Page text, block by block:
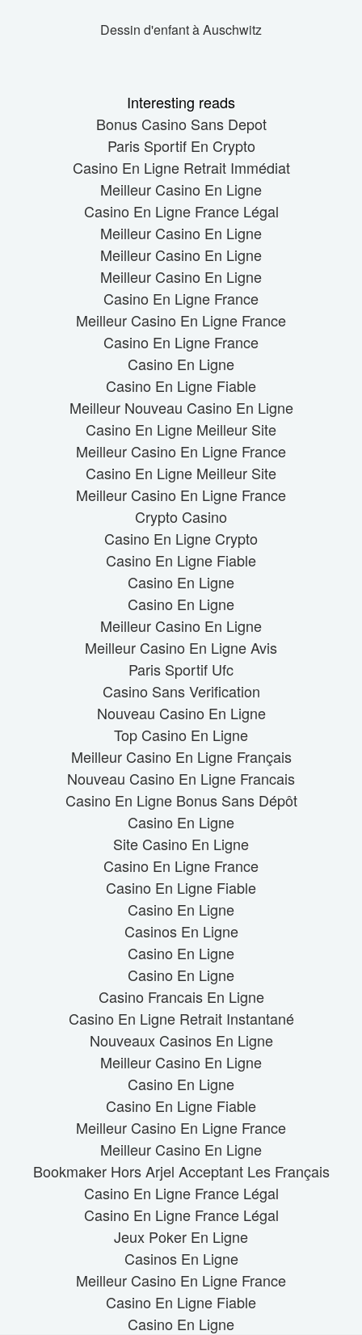
Dessin d'enfant à Auschwitz
Interesting reads
Bonus Casino Sans Depot
Paris Sportif En Crypto
Casino En Ligne Retrait Immédiat
Meilleur Casino En Ligne
Casino En Ligne France Légal
Meilleur Casino En Ligne
Meilleur Casino En Ligne
Meilleur Casino En Ligne
Casino En Ligne France
Meilleur Casino En Ligne France
Casino En Ligne France
Casino En Ligne
Casino En Ligne Fiable
Meilleur Nouveau Casino En Ligne
Casino En Ligne Meilleur Site
Meilleur Casino En Ligne France
Casino En Ligne Meilleur Site
Meilleur Casino En Ligne France
Crypto Casino
Casino En Ligne Crypto
Casino En Ligne Fiable
Casino En Ligne
Casino En Ligne
Meilleur Casino En Ligne
Meilleur Casino En Ligne Avis
Paris Sportif Ufc
Casino Sans Verification
Nouveau Casino En Ligne
Top Casino En Ligne
Meilleur Casino En Ligne Français
Nouveau Casino En Ligne Francais
Casino En Ligne Bonus Sans Dépôt
Casino En Ligne
Site Casino En Ligne
Casino En Ligne France
Casino En Ligne Fiable
Casino En Ligne
Casinos En Ligne
Casino En Ligne
Casino En Ligne
Casino Francais En Ligne
Casino En Ligne Retrait Instantané
Nouveaux Casinos En Ligne
Meilleur Casino En Ligne
Casino En Ligne
Casino En Ligne Fiable
Meilleur Casino En Ligne France
Meilleur Casino En Ligne
Bookmaker Hors Arjel Acceptant Les Français
Casino En Ligne France Légal
Casino En Ligne France Légal
Jeux Poker En Ligne
Casinos En Ligne
Meilleur Casino En Ligne France
Casino En Ligne Fiable
Casino En Ligne